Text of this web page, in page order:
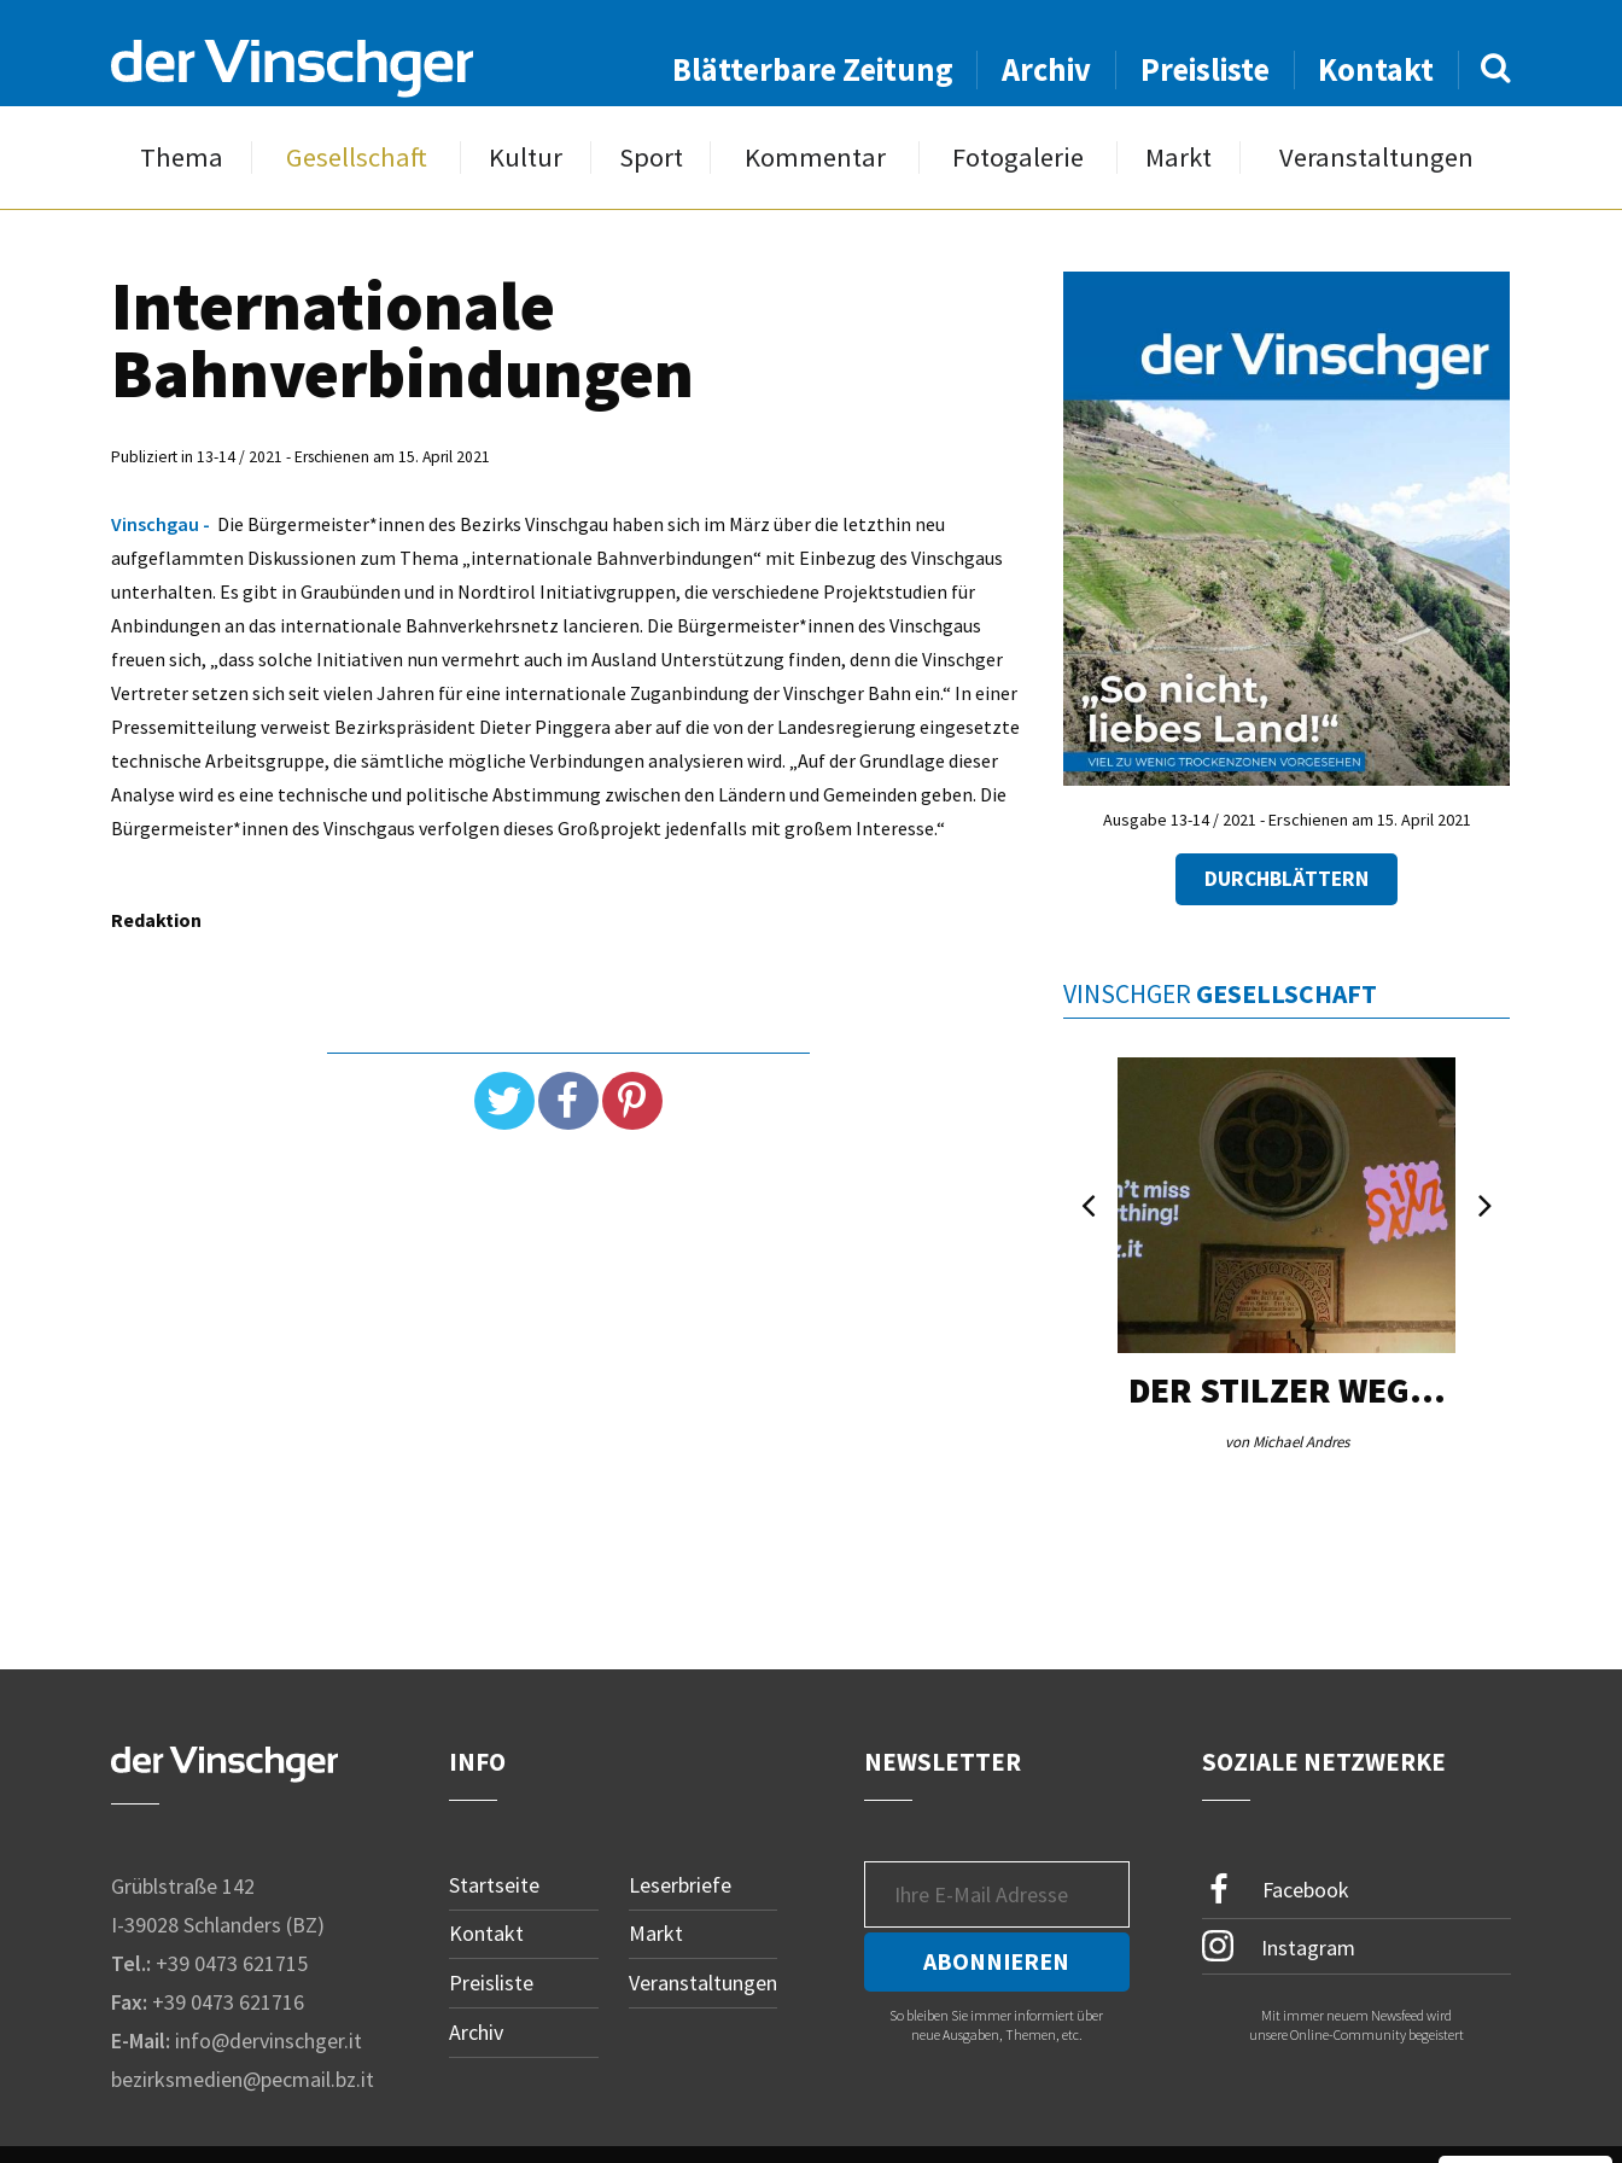
Blätterbare Zeitung Archiv Preisliste Kontakt
Thema Gesellschaft Kultur Sport Kommentar Fotogalerie Markt Veranstaltungen
Internationale
Bahnverbindungen
Publiziert in 13-14 / 2021 - Erschienen am 15. April 2021
Vinschgau - Die Bürgermeister*innen des Bezirks Vinschgau haben sich im März über die letzthin neu
aufgeflammten Diskussionen zum Thema „internationale Bahnverbindungen“ mit Einbezug des Vinschgaus
unterhalten. Es gibt in Graubünden und in Nordtirol Initiativgruppen, die verschiedene Projektstudien für
Anbindungen an das internationale Bahnverkehrsnetz lancieren. Die Bürgermeister*innen des Vinschgaus
freuen sich, „dass solche Initiativen nun vermehrt auch im Ausland Unterstützung finden, denn die Vinschger
Vertreter setzen sich seit vielen Jahren für eine internationale Zuganbindung der Vinschger Bahn ein.“ In einer
Pressemitteilung verweist Bezirkspräsident Dieter Pinggera aber auf die von der Landesregierung eingesetzte
technische Arbeitsgruppe, die sämtliche mögliche Verbindungen analysieren wird. „Auf der Grundlage dieser
Analyse wird es eine technische und politische Abstimmung zwischen den Ländern und Gemeinden geben. Die
Bürgermeister*innen des Vinschgaus verfolgen dieses Großprojekt jedenfalls mit großem Interesse.“
Redaktion
Ausgabe 13-14 / 2021 - Erschienen am 15. April 2021
DURCHBLÄTTERN
VINSCHGER GESELLSCHAFT
DER STILZER WEG…
von Michael Andres
Grüblstraße 142
I-39028 Schlanders (BZ)
Tel.: +39 0473 621715
Fax: +39 0473 621716
E-Mail: info@dervinschger.it
bezirksmedien@pecmail.bz.it
INFO
Startseite
Kontakt
Preisliste
Archiv
Leserbriefe
Markt
Veranstaltungen
NEWSLETTER
So bleiben Sie immer informiert über
neue Ausgaben, Themen, etc.
SOZIALE NETZWERKE
Facebook
Instagram
Mit immer neuem Newsfeed wird
unsere Online-Community begeistert